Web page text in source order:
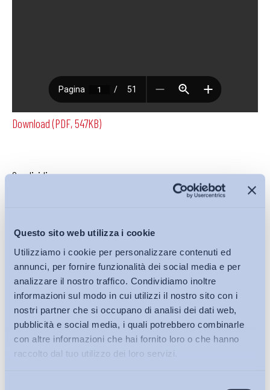
Questo sito web utilizza i cookie
Utilizziamo i cookie per personalizzare contenuti ed
annunci, per fornire funzionalità dei social media e per
analizzare il nostro traffico. Condividiamo inoltre
informazioni sul modo in cui utilizzi il nostro sito con i
nostri partner che si occupano di analisi dei dati web,
pubblicità e social media, i quali potrebbero combinarle
con altre informazioni che hai fornito loro o che hanno
raccolto dal tuo utilizzo dei loro servizi.
Download (PDF, 547KB)
Condividi su:
Iscriviti alla Newsletter